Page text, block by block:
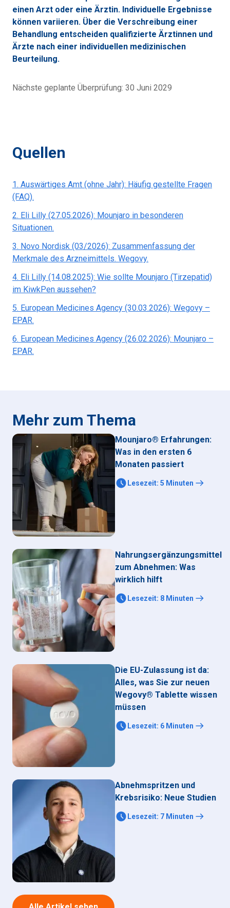
einen Arzt oder eine Ärztin. Individuelle Ergebnisse
können variieren. Über die Verschreibung einer
Behandlung entscheiden qualifizierte Ärztinnen und
Ärzte nach einer individuellen medizinischen
Beurteilung.
Nächste geplante Überprüfung: 30 Juni 2029
Quellen
1. Auswärtiges Amt (ohne Jahr): Häufig gestellte Fragen
(FAQ).
2. Eli Lilly (27.05.2026): Mounjaro in besonderen
Situationen.
3. Novo Nordisk (03/2026): Zusammenfassung der
Merkmale des Arzneimittels. Wegovy.
4. Eli Lilly (14.08.2025): Wie sollte Mounjaro (Tirzepatid)
im KiwkPen aussehen?
5. European Medicines Agency (30.03.2026): Wegovy –
EPAR.
6. European Medicines Agency (26.02.2026): Mounjaro –
EPAR.
Mehr zum Thema
Mounjaro® Erfahrungen:
Was in den ersten 6
Monaten passiert
Lesezeit: 5 Minuten
Nahrungsergänzungsmittel
zum Abnehmen: Was
wirklich hilft
Lesezeit: 8 Minuten
Die EU-Zulassung ist da:
Alles, was Sie zur neuen
Wegovy® Tablette wissen
müssen
Lesezeit: 6 Minuten
Abnehmspritzen und
Krebsrisiko: Neue Studien
Lesezeit: 7 Minuten